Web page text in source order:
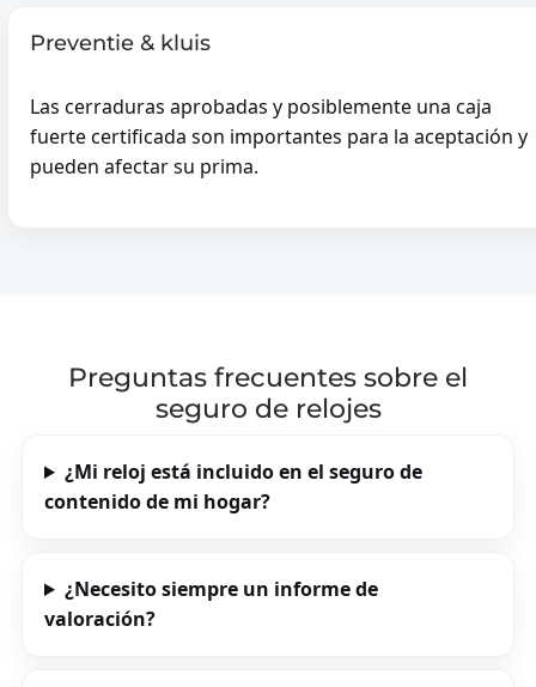
Preventie & kluis
Las cerraduras aprobadas y posiblemente una caja
fuerte certificada son importantes para la aceptación y
pueden afectar su prima.
Preguntas frecuentes sobre el
seguro de relojes
¿Mi reloj está incluido en el seguro de
contenido de mi hogar?
¿Necesito siempre un informe de
valoración?